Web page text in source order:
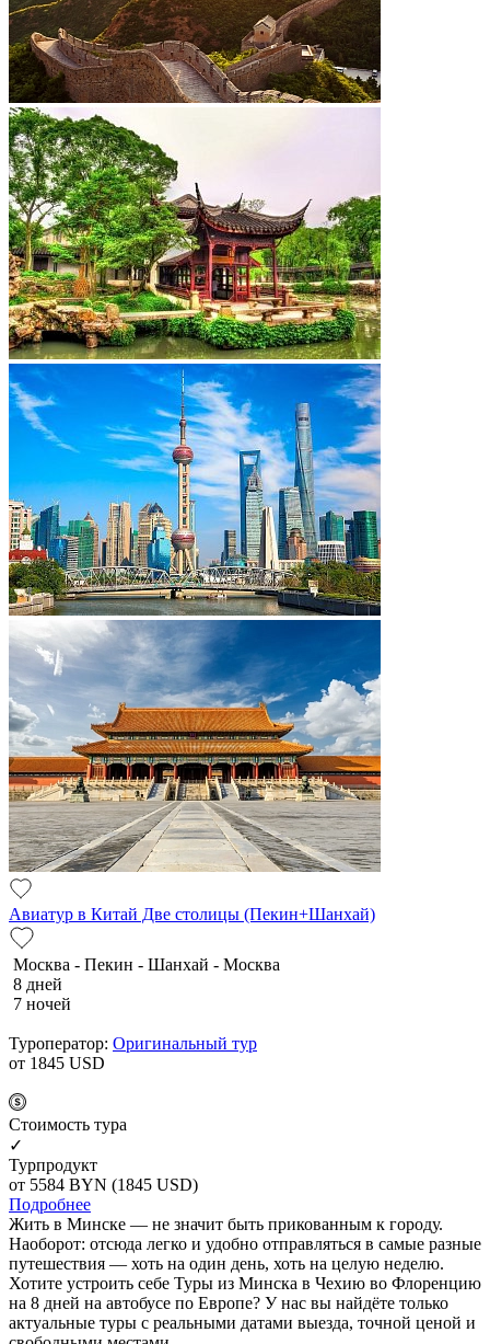
Авиатур в Китай Две столицы (Пекин+Шанхай)
Москва - Пекин - Шанхай - Москва
8 дней
7 ночей
Туроператор: Оригинальный тур
от 1845 USD
Cтоимость тура
✓
Турпродукт
от 5584 BYN (1845 USD)
Подробнее
Жить в Минске — не значит быть прикованным к городу.
Наоборот: отсюда легко и удобно отправляться в самые разные
путешествия — хоть на один день, хоть на целую неделю.
Хотите устроить себе Туры из Минска в Чехию во Флоренцию
на 8 дней на автобусе по Европе? У нас вы найдёте только
актуальные туры с реальными датами выезда, точной ценой и